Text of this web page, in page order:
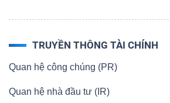
TRUYỀN THÔNG TÀI CHÍNH
Quan hệ công chúng (PR)
Quan hệ nhà đầu tư (IR)